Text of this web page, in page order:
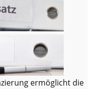
ermöglicht die